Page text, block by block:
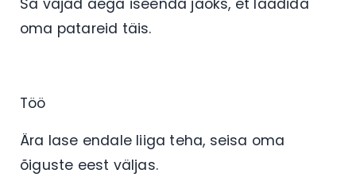
oma patareid täis.
Töö
Ära lase endale liiga teha, seisa oma
õiguste eest väljas.